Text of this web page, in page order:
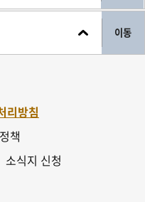
이동
리방침
책
소식지 신청